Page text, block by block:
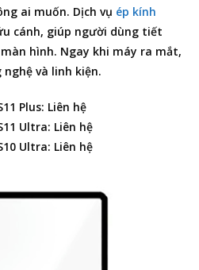
ai muốn. Dịch vụ ép kính
cánh, giúp người dùng tiết
hình. Ngay khi máy ra mắt,
và linh kiện.
Plus: Liên hệ
Ultra: Liên hệ
Ultra: Liên hệ